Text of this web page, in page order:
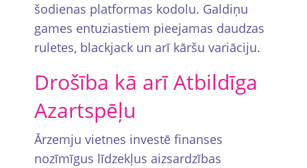
šodienas platformas kodolu. Galdiņu
games entuziastiem pieejamas daudzas
ruletes, blackjack un arī kāršu variāciju.
Drošība kā arī Atbildīga
Azartspēļu
Ārzemju vietnes investē finanses
nozīmīgus līdzekļus aizsardzības